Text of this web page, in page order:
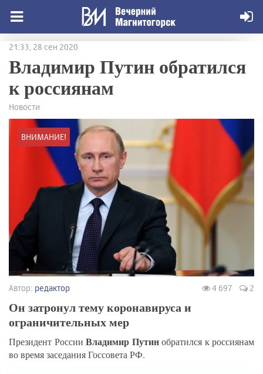
21:33, 28 сен 2020
Владимир Путин обратился
к россиянам
Новости
ВНИМАНИЕ!
Автор: редактор 4 697 2
Он затронул тему коронавируса и
ограничительных мер
Президент России Владимир Путинобратился к россиянам
во время заседания Госсовета РФ.